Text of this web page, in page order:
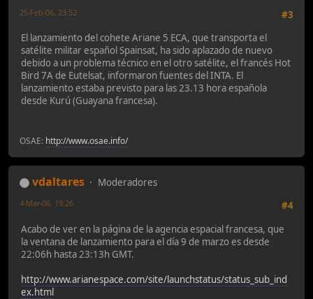
#3
25-Feb-06, 23:52
El lanzamiento del cohete Ariane 5 ECA, que transporta el
satélite militar español Spainsat, ha sido aplazado de nuevo
debido a un problema técnico en el otro satélite, el francés Hot
Bird 7A de Eutelsat, informaron fuentes del INTA. El
lanzamiento estaba previsto para las 23.13 hora española
desde Kurú (Guayana francesa).
OSAE: http://www.osae.info/
vdaltares
Moderadores
#4
4-Mar-06, 19:26
Acabo de ver en la página de la agencia espacial francesa, que
la ventana de lanzamiento para el día 9 de marzo es desde
22:06h hasta 23:13h GMT.
http://www.arianespace.com/site/launchstatus/status_sub_ind
ex.html